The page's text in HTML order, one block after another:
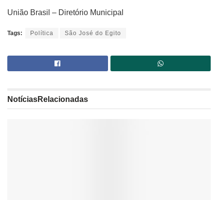
União Brasil – Diretório Municipal
Tags: Política São José do Egito
NotíciasRelacionadas